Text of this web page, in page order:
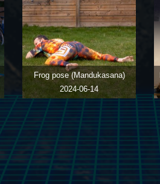
Frog pose (Mandukasana)
2024-06-14